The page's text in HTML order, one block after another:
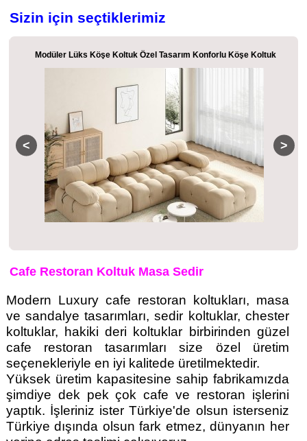
Sizin için seçtiklerimiz
Modüler Lüks Köşe Koltuk Özel Tasarım Konforlu Köşe Koltuk
Cafe Restoran Koltuk Masa Sedir
Modern Luxury cafe restoran koltukları, masa
ve sandalye tasarımları, sedir koltuklar, chester
koltuklar, hakiki deri koltuklar birbirinden güzel
cafe restoran tasarımları size özel üretim
seçenekleriyle en iyi kalitede üretilmektedir.
Yüksek üretim kapasitesine sahip fabrikamızda
şimdiye dek pek çok cafe ve restoran işlerini
yaptık. İşleriniz ister Türkiye'de olsun isterseniz
Türkiye dışında olsun fark etmez, dünyanın her